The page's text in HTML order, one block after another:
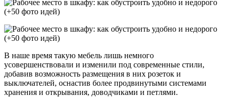
В наше время такую мебель лишь немного
усовершенствовали и изменили под современные стили,
добавив возможность размещения в них розеток и
выключателей, оснастив более продвинутыми системами
хранения и открывания, доводчиками и петлями.